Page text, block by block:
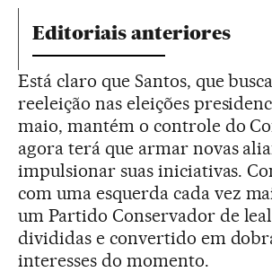
Editoriais anteriores
Está claro que Santos, que
reeleição nas eleições
maio, mantém o controle do
agora terá que armar novas
impulsionar suas iniciativas.
com uma esquerda cada vez
um Partido Conservador de
divididas e convertido em
interesses do momento.